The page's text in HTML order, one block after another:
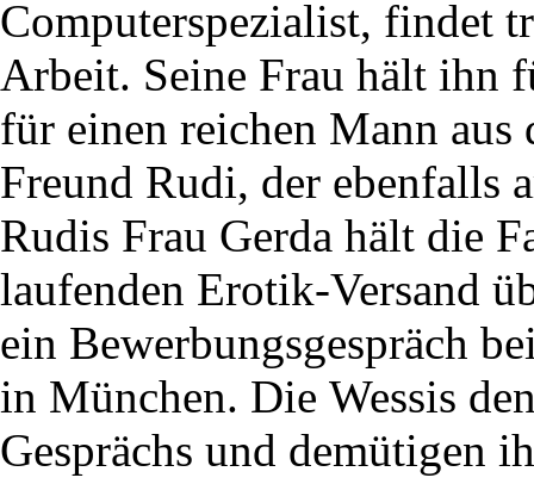
Computerspezialist, findet
Arbeit. Seine Frau hält ihn
für einen reichen Mann aus
Freund Rudi, der ebenfalls
Rudis Frau Gerda hält die
laufenden Erotik-Versand
ein Bewerbungsgespräch
in München. Die Wessis
Gesprächs und demütigen